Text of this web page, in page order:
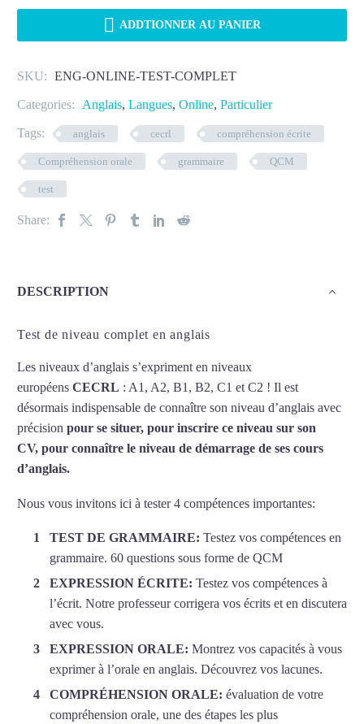
niveau
CECR
en
 ADDTIONNER AU PANIER
SKU: ENG-ONLINE-TEST-COMPLET
Categories: Anglais, Langues, Online, Particulier
Tags: anglais cecrl compréhension écrite
Compréhension orale grammaire QCM
test
Share:
DESCRIPTION
Test de niveau complet en anglais
Les niveaux d’anglais s’expriment en niveaux
européens CECRL : A1, A2, B1, B2, C1 et C2 ! Il est
désormais indispensable de connaître son niveau d’anglais avec
précision pour se situer, pour inscrire ce niveau sur son
CV, pour connaître le niveau de démarrage de ses cours
d’anglais.
Nous vous invitons ici à tester 4 compétences importantes:
TEST DE GRAMMAIRE: Testez vos compétences en
grammaire. 60 questions sous forme de QCM
EXPRESSION ÉCRITE: Testez vos compétences à
l’écrit. Notre professeur corrigera vos écrits et en discutera
avec vous.
EXPRESSION ORALE: Montrez vos capacités à vous
exprimer à l’orale en anglais. Découvrez vos lacunes.
COMPRÉHENSION ORALE: évaluation de votre
compréhension orale, une des étapes les plus